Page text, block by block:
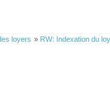
loyers » RW: Indexation du